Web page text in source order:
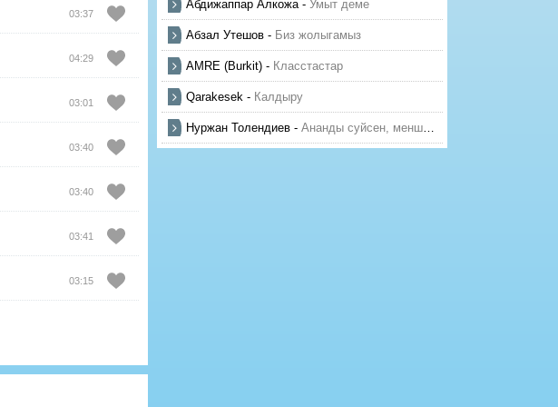
03:37
04:29
03:01
03:40
03:40
03:41
03:15
Абдижаппар Алкожа- Умыт деме
Абзал Утешов - Биз жолыгамыз
AMRE (Burkit) - Класстастар
Qarakesek - Калдыру
Нуржан Толендиев - Ананды суйсен, менше суй